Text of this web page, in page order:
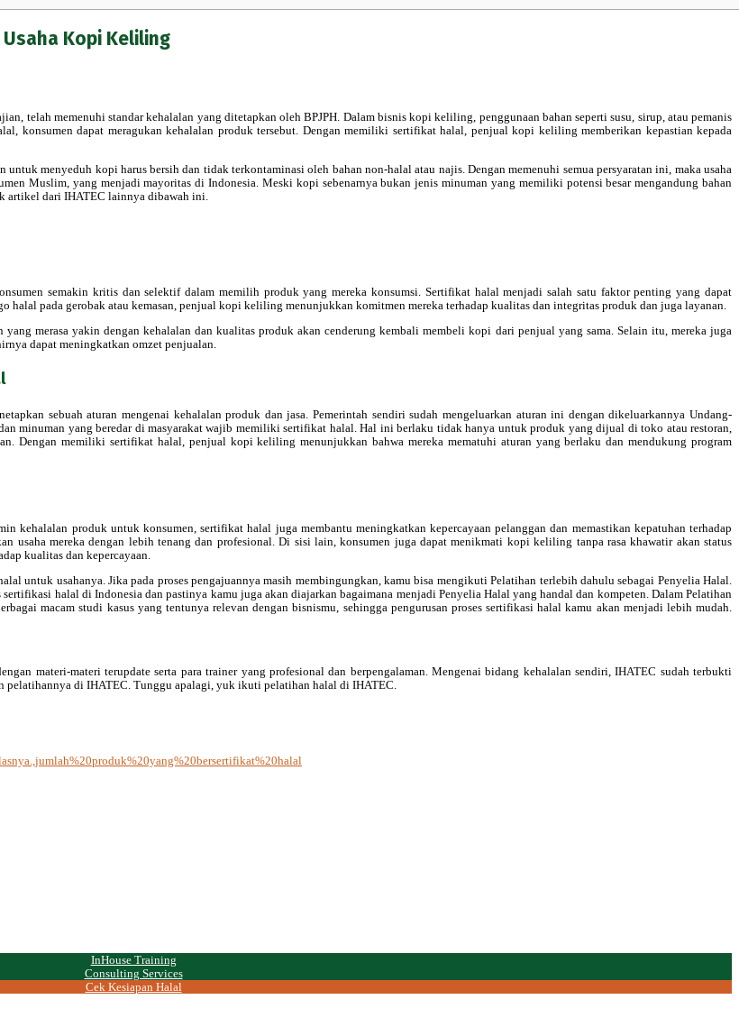
Kopi Keliling
telah memenuhi standar kehalalan yang ditetapkan oleh BPJPH. Dalam bisnis kopi keliling, penggunaan bahan seperti susu, sirup, atau pemanis
konsumen dapat meragukan kehalalan produk tersebut. Dengan memiliki sertifikat halal, penjual kopi keliling memberikan kepastian kepada
menyeduh kopi harus bersih dan tidak terkontaminasi oleh bahan non-halal atau najis. Dengan memenuhi semua persyaratan ini, maka usaha
Muslim, yang menjadi mayoritas di Indonesia. Meski kopi sebenarnya bukan jenis minuman yang memiliki potensi besar mengandung bahan
dari IHATEC lainnya dibawah ini.
semakin kritis dan selektif dalam memilih produk yang mereka konsumsi. Sertifikat halal menjadi salah satu faktor penting yang dapat
pada gerobak atau kemasan, penjual kopi keliling menunjukkan komitmen mereka terhadap kualitas dan integritas produk dan juga layanan.
merasa yakin dengan kehalalan dan kualitas produk akan cenderung kembali membeli kopi dari penjual yang sama. Selain itu, mereka juga
dapat meningkatkan omzet penjualan.
sebuah aturan mengenai kehalalan produk dan jasa. Pemerintah sendiri sudah mengeluarkan aturan ini dengan dikeluarkannya Undang-
minuman yang beredar di masyarakat wajib memiliki sertifikat halal. Hal ini berlaku tidak hanya untuk produk yang dijual di toko atau restoran,
Dengan memiliki sertifikat halal, penjual kopi keliling menunjukkan bahwa mereka mematuhi aturan yang berlaku dan mendukung program
produk untuk konsumen, sertifikat halal juga membantu meningkatkan kepercayaan pelanggan dan memastikan kepatuhan terhadap
mereka dengan lebih tenang dan profesional. Di sisi lain, konsumen juga dapat menikmati kopi keliling tanpa rasa khawatir akan status
kualitas dan kepercayaan.
untuk usahanya. Jika pada proses pengajuannya masih membingungkan, kamu bisa mengikuti Pelatihan terlebih dahulu sebagai Penyelia Halal.
halal di Indonesia dan pastinya kamu juga akan diajarkan bagaimana menjadi Penyelia Halal yang handal dan kompeten. Dalam Pelatihan
macam studi kasus yang tentunya relevan dengan bisnismu, sehingga pengurusan proses sertifikasi halal kamu akan menjadi lebih mudah.
materi-materi terupdate serta para trainer yang profesional dan berpengalaman. Mengenai bidang kehalalan sendiri, IHATEC sudah terbukti
pelatihannya di IHATEC. Tunggu apalagi, yuk ikuti pelatihan halal di IHATEC.
InHouse Training
Consulting Services
Cek Kesiapan Halal